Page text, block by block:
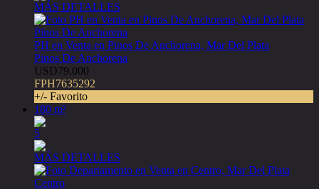
MÁS DETALLES
PH en Venta en Pinos De Anchorena, Mar Del Plata
Pinos De Anchorena
USD79.000
FPH7635292
+/- Favorito
180 m²
5
MÁS DETALLES